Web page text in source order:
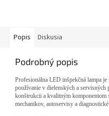
Popis Diskusia
Podrobný popis
Profesionálna LED inšpekčná lampa
používanie v dielenských a
konštrukcii a kvalitným komponentom
mechanikov, autoservisy a diagnostické